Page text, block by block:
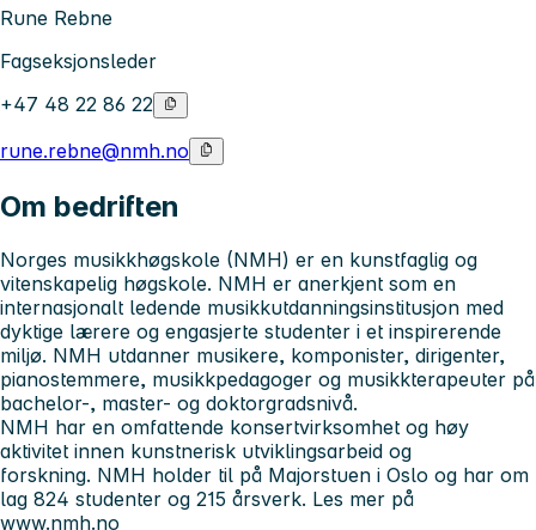
Rune Rebne
Fagseksjonsleder
+47 48 22 86 22
rune.rebne@nmh.no
Om bedriften
Norges musikkhøgskole (NMH) er en kunstfaglig og
vitenskapelig høgskole. NMH er anerkjent som en
internasjonalt ledende musikkutdanningsinstitusjon med
dyktige lærere og engasjerte studenter i et inspirerende
miljø. NMH utdanner musikere, komponister, dirigenter,
pianostemmere, musikkpedagoger og musikkterapeuter på
bachelor-, master- og doktorgradsnivå.
NMH har en omfattende konsertvirksomhet og høy
aktivitet innen kunstnerisk utviklingsarbeid og
forskning. NMH holder til på Majorstuen i Oslo og har om
lag 824 studenter og 215 årsverk. Les mer på
www.nmh.no